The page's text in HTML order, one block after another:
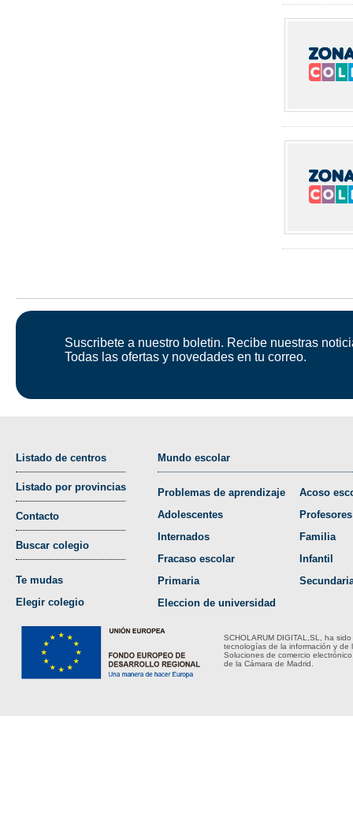
Suscribete a nuestro boletin. Recibe nuestras
Todas las ofertas y novedades en tu correo.
Listado de centros
Listado por provincias
Contacto
Buscar colegio
Te mudas
Elegir colegio
Mundo escolar
Problemas de aprendizaje
Adolescentes
Internados
Fracaso escolar
Primaria
Eleccion de universidad
Acoso
Profesores
Familia
Infantil
SCHOLARUM DIGITAL,SL, ha
tecnologías de la información y de
Soluciones de comercio
de la Cámara de Madrid.